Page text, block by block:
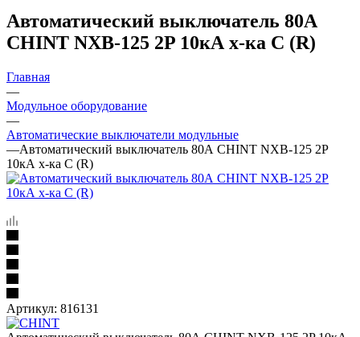
Автоматический выключатель 80А
CHINT NXB-125 2P 10кА х-ка C (R)
Главная
—
Модульное оборудование
—
Автоматические выключатели модульные
—Автоматический выключатель 80А CHINT NXB-125 2P
10кА х-ка C (R)
Артикул: 816131